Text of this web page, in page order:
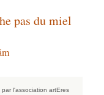
pas du miel
l'association artEres